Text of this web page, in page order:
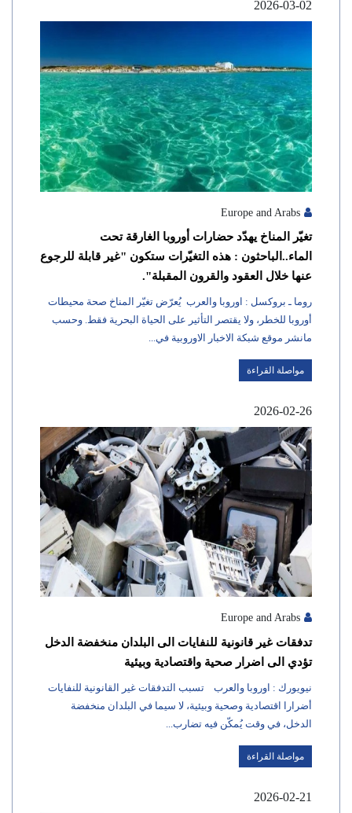
2026-03-02
Europe and Arabs
تغيّر المناخ يهدّد حضارات أوروبا الغارقة تحت
الماء..الباحثون : هذه التغيّرات ستكون "غير قابلة للرجوع
عنها خلال العقود والقرون المقبلة".
روما ـ بروكسل : اوروبا والعرب يُعرّض تغيّر المناخ صحة محيطات
أوروبا للخطر، ولا يقتصر التأثير على الحياة البحرية فقط. وحسب
مانشر موقع شبكة الاخبار الاوروبية في...
مواصلة القراءة
2026-02-26
Europe and Arabs
تدفقات غير قانونية للنفايات الى البلدان منخفضة الدخل
تؤدي الى اضرار صحية واقتصادية وبيئية
نيويورك : اوروبا والعرب تسبب التدفقات غير القانونية للنفايات
أضرارا اقتصادية وصحية وبيئية، لا سيما في البلدان منخفضة
الدخل، في وقت يُمكّن فيه تضارب...
مواصلة القراءة
2026-02-21